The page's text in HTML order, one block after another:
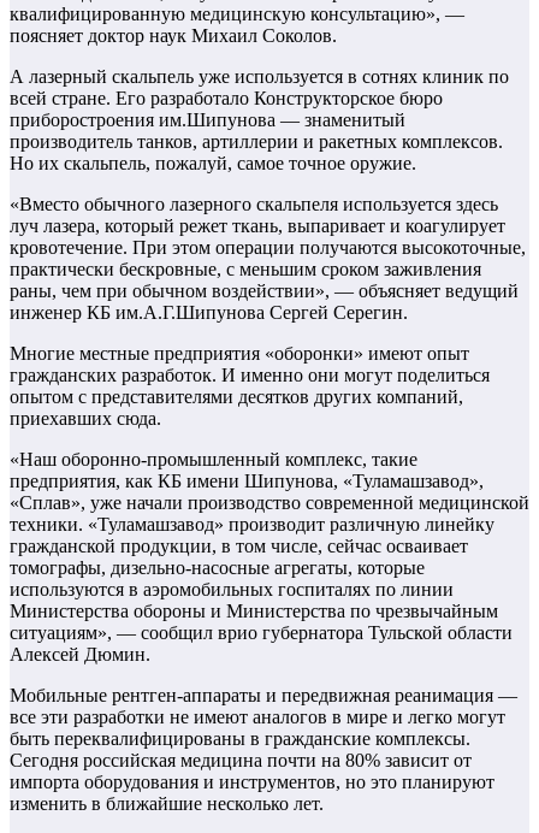
квалифицированную медицинскую консультацию», —
поясняет доктор наук Михаил Соколов.
А лазерный скальпель уже используется в сотнях клиник по
всей стране. Его разработало Конструкторское бюро
приборостроения им.Шипунова — знаменитый
производитель танков, артиллерии и ракетных комплексов.
Но их скальпель, пожалуй, самое точное оружие.
«Вместо обычного лазерного скальпеля используется здесь
луч лазера, который режет ткань, выпаривает и коагулирует
кровотечение. При этом операции получаются высокоточные,
практически бескровные, с меньшим сроком заживления
раны, чем при обычном воздействии», — объясняет ведущий
инженер КБ им.А.Г.Шипунова Сергей Серегин.
Многие местные предприятия «оборонки» имеют опыт
гражданских разработок. И именно они могут поделиться
опытом с представителями десятков других компаний,
приехавших сюда.
«Наш оборонно-промышленный комплекс, такие
предприятия, как КБ имени Шипунова, «Туламашзавод»,
«Сплав», уже начали производство современной медицинской
техники. «Туламашзавод» производит различную линейку
гражданской продукции, в том числе, сейчас осваивает
томографы, дизельно-насосные агрегаты, которые
используются в аэромобильных госпиталях по линии
Министерства обороны и Министерства по чрезвычайным
ситуациям», — сообщил врио губернатора Тульской области
Алексей Дюмин.
Мобильные рентген-аппараты и передвижная реанимация —
все эти разработки не имеют аналогов в мире и легко могут
быть переквалифицированы в гражданские комплексы.
Сегодня российская медицина почти на 80% зависит от
импорта оборудования и инструментов, но это планируют
изменить в ближайшие несколько лет.